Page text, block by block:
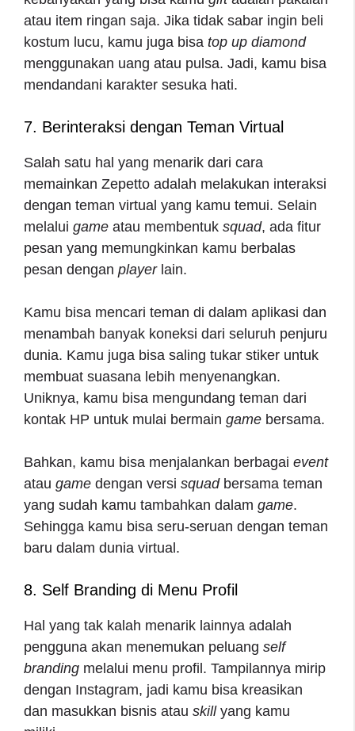
atau item ringan saja. Jika tidak sabar ingin beli
kostum lucu, kamu juga bisa top up diamond
menggunakan uang atau pulsa. Jadi, kamu bisa
mendandani karakter sesuka hati.
7. Berinteraksi dengan Teman Virtual
Salah satu hal yang menarik dari cara
memainkan Zepetto adalah melakukan interaksi
dengan teman virtual yang kamu temui. Selain
melalui game atau membentuk squad, ada fitur
pesan yang memungkinkan kamu berbalas
pesan dengan playerlain.
Kamu bisa mencari teman di dalam aplikasi dan
menambah banyak koneksi dari seluruh penjuru
dunia. Kamu juga bisa saling tukar stiker untuk
membuat suasana lebih menyenangkan.
Uniknya, kamu bisa mengundang teman dari
kontak HP untuk mulai bermain game bersama.
Bahkan, kamu bisa menjalankan berbagai event
atau game dengan versi squadbersama teman
yang sudah kamu tambahkan dalam game.
Sehingga kamu bisa seru-seruan dengan teman
baru dalam dunia virtual.
8. Self Branding di Menu Profil
Hal yang tak kalah menarik lainnya adalah
pengguna akan menemukan peluang self
branding melalui menu profil. Tampilannya mirip
dengan Instagram, jadi kamu bisa kreasikan
dan masukkan bisnis atau skillyang kamu